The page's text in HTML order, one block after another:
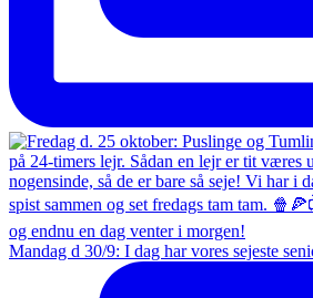
Mandag d 30/9: I dag har vores sejeste